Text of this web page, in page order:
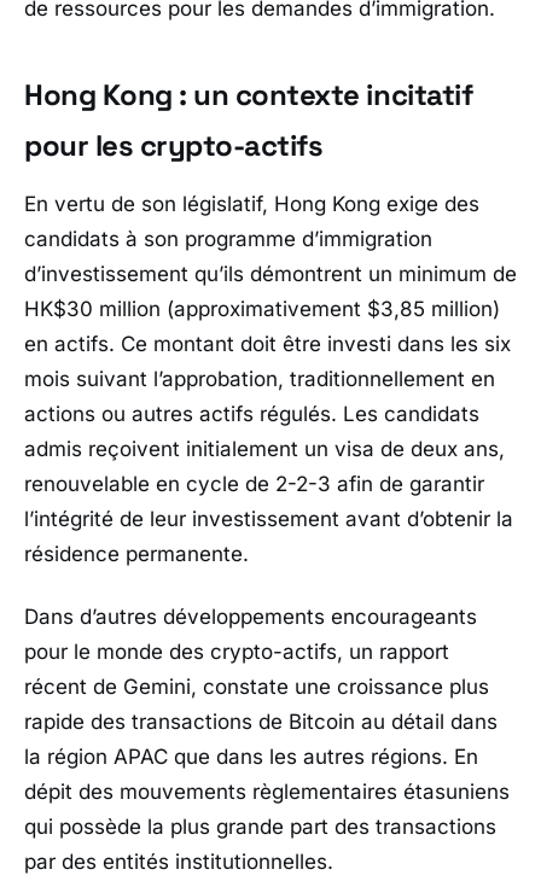
de ressources pour les demandes d’immigration.
Hong Kong : un contexte incitatif
pour les crypto-actifs
En vertu de son législatif, Hong Kong exige des
candidats à son programme d’immigration
d’investissement qu’ils démontrent un minimum de
HK$30 million (approximativement $3,85 million)
en actifs. Ce montant doit être investi dans les six
mois suivant l’approbation, traditionnellement en
actions ou autres actifs régulés. Les candidats
admis reçoivent initialement un visa de deux ans,
renouvelable en cycle de 2-2-3 afin de garantir
l’intégrité de leur investissement avant d’obtenir la
résidence permanente.
Dans d’autres développements encourageants
pour le monde des crypto-actifs, un rapport
récent de Gemini, constate une croissance plus
rapide des transactions de Bitcoin au détail dans
la région APAC que dans les autres régions. En
dépit des mouvements règlementaires étasuniens
qui possède la plus grande part des transactions
par des entités institutionnelles.